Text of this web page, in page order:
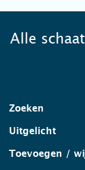
Alle
Zoeken
Uitgelicht
Toevoegen /